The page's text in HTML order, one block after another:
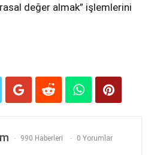
değer almak” işlemlerini
990 Haberleri 0 Yorumlar